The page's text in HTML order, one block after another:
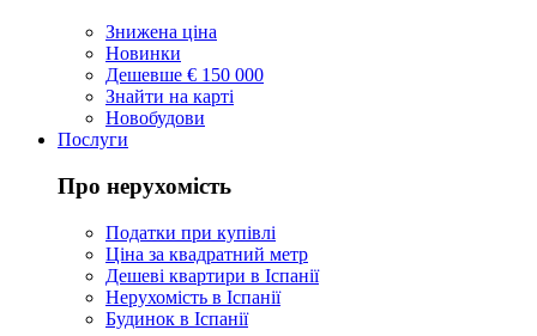
Знижена ціна
Новинки
Дешевше € 150 000
Знайти на карті
Новобудови
Послуги
Про нерухомість
Податки при купівлі
Ціна за квадратний метр
Дешеві квартири в Іспанії
Нерухомість в Іспанії
Будинок в Іспанії